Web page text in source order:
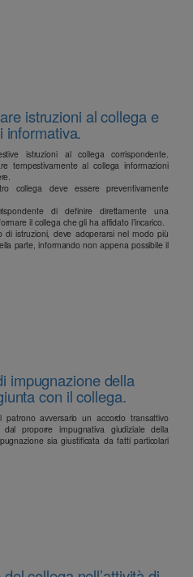
istruzioni al collega e
informativa.
istruzioni al collega corrispondente.
tempestivamente al collega informazioni
collega deve essere preventivamente
di definire direttamente una
il collega che gli ha affidato l’incarico.
di istruzioni, deve adoperarsi nel modo più
parte, informando non appena possibile il
impugnazione della
con il collega.
patrono avversario un accordo transattivo
proporre impugnativa giudiziale della
sia giustificata da fatti particolari